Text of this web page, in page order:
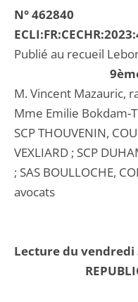
N° 462840
Publié au recueil
M. Vincent Mazauric,
Mme Emilie
SCP THOUVENIN,
VEXLIARD ; SCP
; SAS BOULLOCHE,
avocats
Lecture du vendredi